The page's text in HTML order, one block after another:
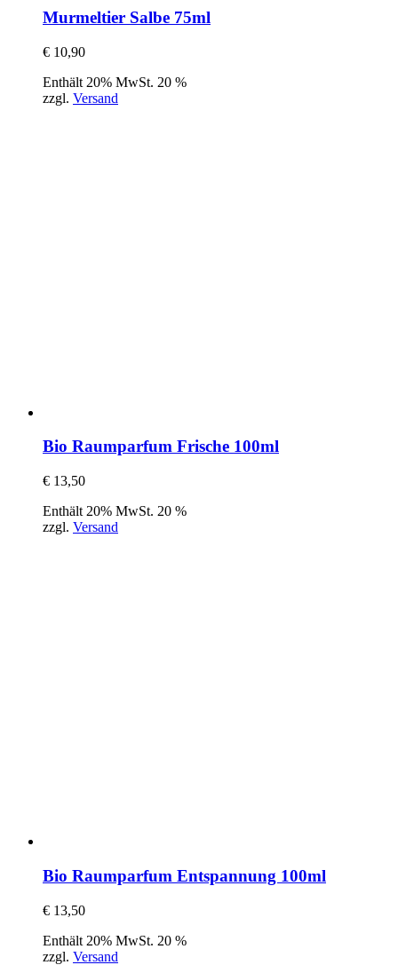
Murmeltier Salbe 75ml
€ 10,90
Enthält 20% MwSt. 20 %
zzgl. Versand
Bio Raumparfum Frische 100ml
€ 13,50
Enthält 20% MwSt. 20 %
zzgl. Versand
Bio Raumparfum Entspannung 100ml
€ 13,50
Enthält 20% MwSt. 20 %
zzgl. Versand